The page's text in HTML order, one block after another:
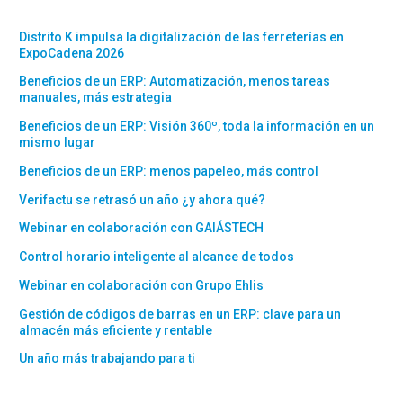
Distrito K impulsa la digitalización de las ferreterías en
ExpoCadena 2026
Beneficios de un ERP: Automatización, menos tareas
manuales, más estrategia
Beneficios de un ERP: Visión 360º, toda la información en un
mismo lugar
Beneficios de un ERP: menos papeleo, más control
Verifactu se retrasó un año ¿y ahora qué?
Webinar en colaboración con GAIÁSTECH
Control horario inteligente al alcance de todos
Webinar en colaboración con Grupo Ehlis
Gestión de códigos de barras en un ERP: clave para un
almacén más eficiente y rentable
Un año más trabajando para ti